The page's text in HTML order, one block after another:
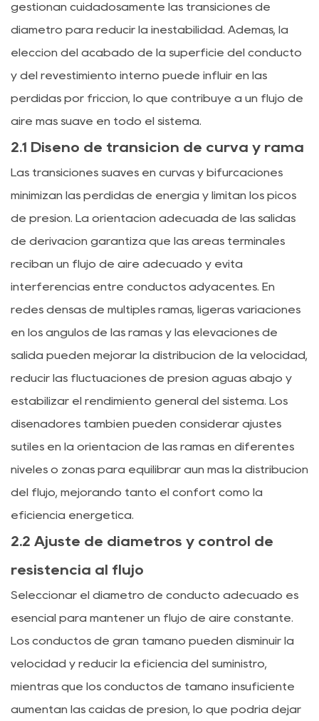
gestionan cuidadosamente las transiciones de
diámetro para reducir la inestabilidad. Además, la
elección del acabado de la superficie del conducto
y del revestimiento interno puede influir en las
pérdidas por fricción, lo que contribuye a un flujo de
aire más suave en todo el sistema.
2.1 Diseño de transición de curva y rama
Las transiciones suaves en curvas y bifurcaciones
minimizan las pérdidas de energía y limitan los picos
de presión. La orientación adecuada de las salidas
de derivación garantiza que las áreas terminales
reciban un flujo de aire adecuado y evita
interferencias entre conductos adyacentes. En
redes densas de múltiples ramas, ligeras variaciones
en los ángulos de las ramas y las elevaciones de
salida pueden mejorar la distribución de la velocidad,
reducir las fluctuaciones de presión aguas abajo y
estabilizar el rendimiento general del sistema. Los
diseñadores también pueden considerar ajustes
sutiles en la orientación de las ramas en diferentes
niveles o zonas para equilibrar aún más la distribución
del flujo, mejorando tanto el confort como la
eficiencia energética.
2.2 Ajuste de diámetros y control de
resistencia al flujo
Seleccionar el diámetro de conducto adecuado es
esencial para mantener un flujo de aire constante.
Los conductos de gran tamaño pueden disminuir la
velocidad y reducir la eficiencia del suministro,
mientras que los conductos de tamaño insuficiente
aumentan las caídas de presión, lo que podría dejar